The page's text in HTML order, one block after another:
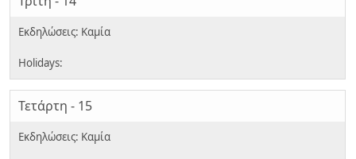
Τετάρτη - 15